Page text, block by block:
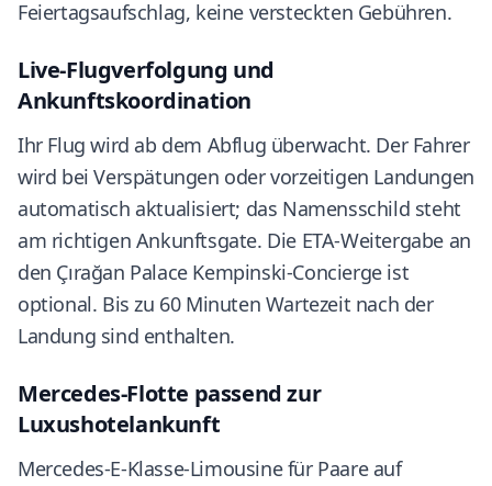
Feiertagsaufschlag, keine versteckten Gebühren.
Live-Flugverfolgung und
Ankunftskoordination
Ihr Flug wird ab dem Abflug überwacht. Der Fahrer
wird bei Verspätungen oder vorzeitigen Landungen
automatisch aktualisiert; das Namensschild steht
am richtigen Ankunftsgate. Die ETA-Weitergabe an
den Çırağan Palace Kempinski-Concierge ist
optional. Bis zu 60 Minuten Wartezeit nach der
Landung sind enthalten.
Mercedes-Flotte passend zur
Luxushotelankunft
Mercedes-E-Klasse-Limousine für Paare auf